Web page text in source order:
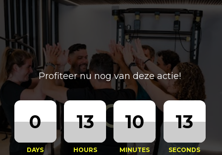
Profiteer nu nog van deze actie!
0
DAYS
13
HOURS
10
MINUTES
13
SECONDS